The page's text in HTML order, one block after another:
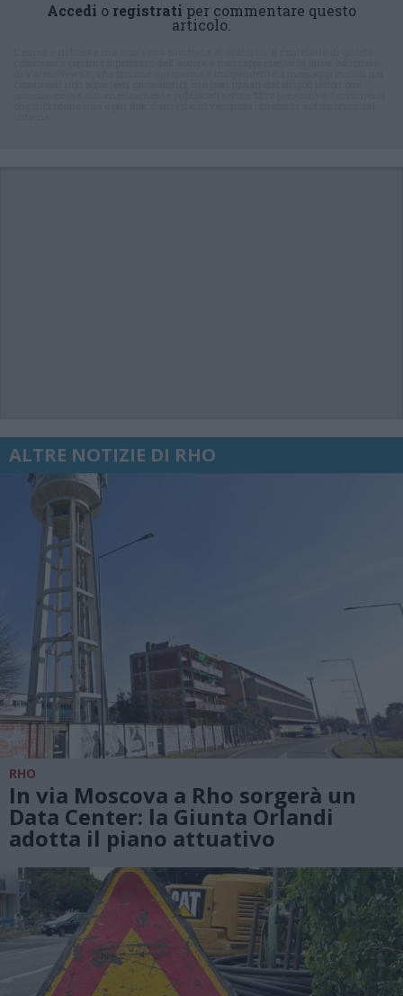
Accedi o registrati per commentare questo
articolo.
ALTRE NOTIZIE DI RHO
RHO
In via Moscova a Rho sorgerà un
Data Center: la Giunta Orlandi
adotta il piano attuativo